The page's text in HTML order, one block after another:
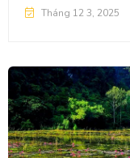
Tháng 12 3, 2025